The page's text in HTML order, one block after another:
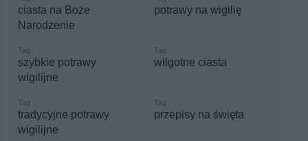
ciasta na Boże
Narodzenie
potrawy na wigilię
szybkie potrawy
wigilijne
wilgotne ciasta
tradycyjne potrawy
wigilijne
przepisy na święta